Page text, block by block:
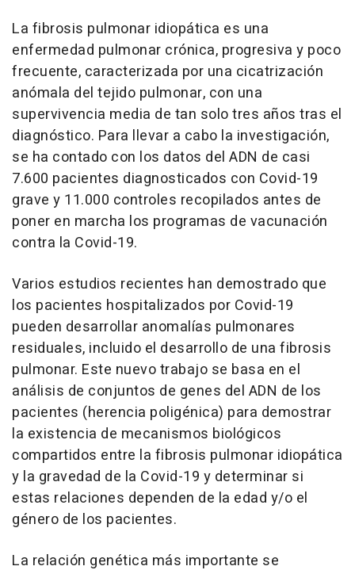
La fibrosis pulmonar idiopática es una
enfermedad pulmonar crónica, progresiva y poco
frecuente, caracterizada por una cicatrización
anómala del tejido pulmonar, con una
supervivencia media de tan solo tres años tras el
diagnóstico. Para llevar a cabo la investigación,
se ha contado con los datos del ADN de casi
7.600 pacientes diagnosticados con Covid-19
grave y 11.000 controles recopilados antes de
poner en marcha los programas de vacunación
contra la Covid-19.
Varios estudios recientes han demostrado que
los pacientes hospitalizados por Covid-19
pueden desarrollar anomalías pulmonares
residuales, incluido el desarrollo de una fibrosis
pulmonar. Este nuevo trabajo se basa en el
análisis de conjuntos de genes del ADN de los
pacientes (herencia poligénica) para demostrar
la existencia de mecanismos biológicos
compartidos entre la fibrosis pulmonar idiopática
y la gravedad de la Covid-19 y determinar si
estas relaciones dependen de la edad y/o el
género de los pacientes.
La relación genética más importante se